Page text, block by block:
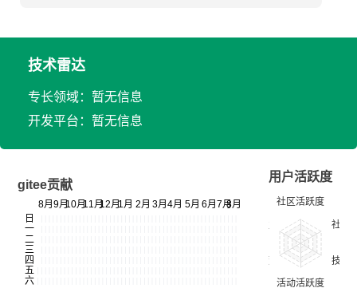
技术雷达
专长领域：暂无信息
开发平台：暂无信息
gitee贡献
用户活跃度